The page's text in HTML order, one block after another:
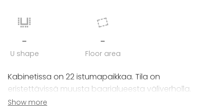
-
U shape
-
Floor area
Kabinetissa on 22 istumapaikkaa. Tila on
eristettävissä muusta baarialueesta väliverholla.
Show more